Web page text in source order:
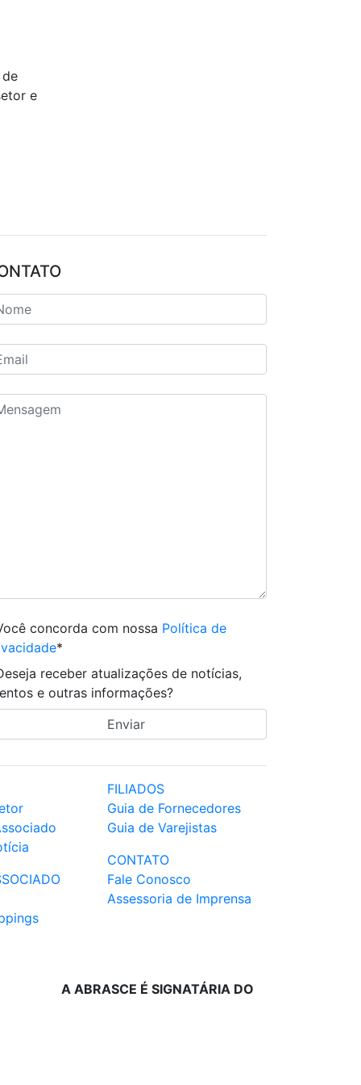
e
concorda com nossa Política de
*
receber atualizações de notícias,
e outras informações?
FILIADOS
Guia de Fornecedores
Guia de Varejistas
CONTATO
Fale Conosco
Assessoria de Imprensa
A ABRASCE É SIGNATÁRIA DO